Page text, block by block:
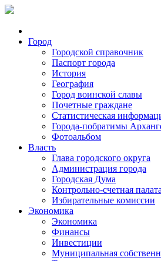
Город
Городской справочник
Паспорт города
История
География
Город воинской славы
Почетные граждане
Статистическая
Города-побратимы
Фотоальбом
Власть
Глава городского округа
Администрация города
Городская Дума
Контрольно-счетная палата
Избирательные комиссии
Экономика
Экономика
Финансы
Инвестиции
Муниципальная